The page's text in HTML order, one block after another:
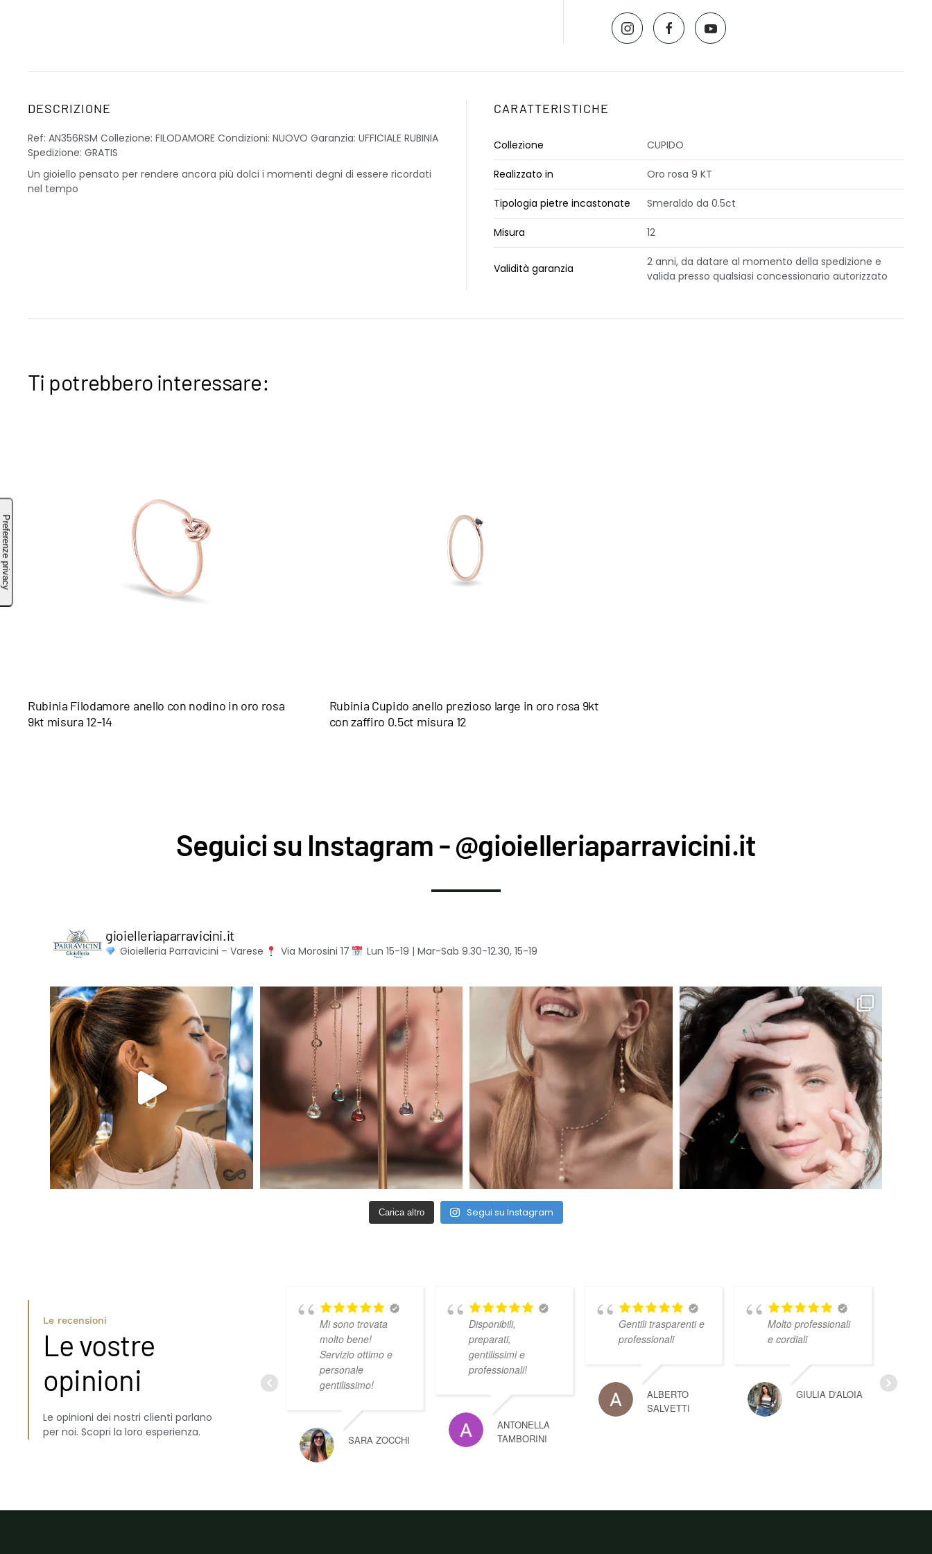
DESCRIZIONE
Ref: AN356RSM Collezione: FILODAMORE Condizioni: NUOVO Garanzia: UFFICIALE RUBINIA
Spedizione: GRATIS
Un gioiello pensato per rendere ancora più dolci i momenti degni di essere ricordati
nel tempo
CARATTERISTICHE
Collezione CUPIDO
Realizzato in Oro rosa 9 KT
Tipologia pietre incastonate Smeraldo da 0.5ct
Misura 12
Validità garanzia
2 anni, da datare al momento della spedizione e
valida presso qualsiasi concessionario autorizzato
Ti potrebbero interessare:
Rubinia Filodamore anello con nodino in oro rosa
9kt misura 12-14
Rubinia Cupido anello prezioso large in oro rosa 9kt
con zaffiro 0.5ct misura 12
Seguici su Instagram - @gioielleriaparravicini.it
gioielleriaparravicini.it
Gioielleria Parravicini – Varese Via Morosini 17 Lun 15-19 | Mar-Sab 9.30-12.30, 15-19
Carica altro Segui su Instagram
Le recensioni
Le vostre
opinioni
Le opinioni dei nostri clienti parlano
per noi. Scopri la loro esperienza.
Mi sono trovata
molto bene!
Servizio ottimo e
personale
gentilissimo!
SARA ZOCCHI
Disponibili,
preparati,
gentilissimi e
professionali!
ANTONELLA
TAMBORINI
Gentili trasparenti e
professionali
ALBERTO
SALVETTI
Molto professionali
e cordiali
GIULIA D'ALOIA